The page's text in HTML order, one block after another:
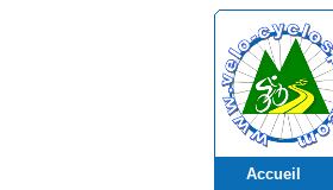
Accueil